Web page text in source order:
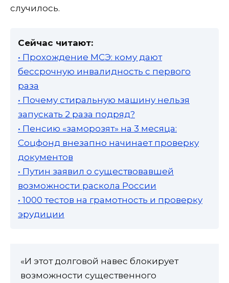
случилось.
Сейчас читают:
• Прохождение МСЭ: кому дают
бессрочную инвалидность с первого
раза
• Почему стиральную машину нельзя
запускать 2 раза подряд?
• Пенсию «заморозят» на 3 месяца:
Соцфонд внезапно начинает проверку
документов
• Путин заявил о существовавшей
возможности раскола России
• 1000 тестов на грамотность и проверку
эрудиции
«И этот долговой навес блокирует
возможности существенного